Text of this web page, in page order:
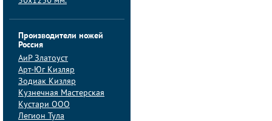
Производители ножей
Россия
АиP Златоуст
Арт-Юг Кизляр
Зодиак Кизляр
Кузнечная Мастерская
Кустари ООО
Легион Тула